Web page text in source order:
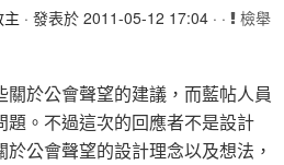
· 發表於 2011-05-12 17:04 · · 檢舉
於公會聲望的建議，而藍帖人員
題。不過這次的回應者不是設計
公會聲望的設計理念以及想法，